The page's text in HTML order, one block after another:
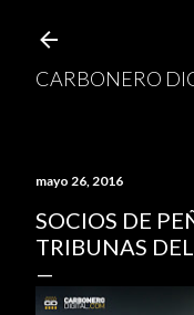
CARBONERO
mayo 26, 2016
SOCIOS DE
TRIBUNAS